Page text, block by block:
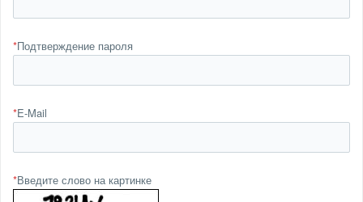
*Подтверждение пароля
*E-Mail
*Введите слово на картинке